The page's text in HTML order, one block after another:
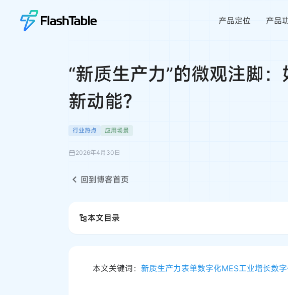
产品定位 产品
“新质生产力”的微观注脚
新动能？
行业热点 应用场景
2026年4月30日
回到博客首页
本文目录
本文关键词： 新质生产力表单数字化MES工业增长数